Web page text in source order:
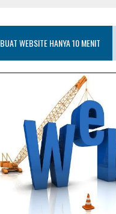
BUAT WEBSITE HANYA 10 MENIT